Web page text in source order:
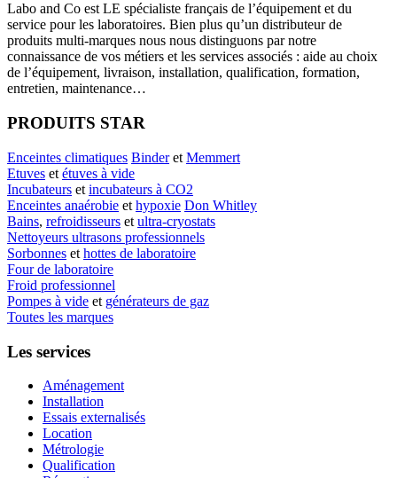
Labo and Co est LE spécialiste français de l’équipement et du
service pour les laboratoires. Bien plus qu’un distributeur de
produits multi-marques nous nous distinguons par notre
connaissance de vos métiers et les services associés : aide au choix
de l’équipement, livraison, installation, qualification, formation,
entretien, maintenance…
PRODUITS STAR
Enceintes climatiques Binderet Memmert
Etuves et étuves à vide
Incubateurs et incubateurs à CO2
Enceintes anaérobie et hypoxie Don Whitley
Bains, refroidisseurs et ultra-cryostats
Nettoyeurs ultrasons professionnels
Sorbonnes et hottes de laboratoire
Four de laboratoire
Froid professionnel
Pompes à vide et générateurs de gaz
Toutes les marques
Les services
Aménagement
Installation
Essais externalisés
Location
Métrologie
Qualification